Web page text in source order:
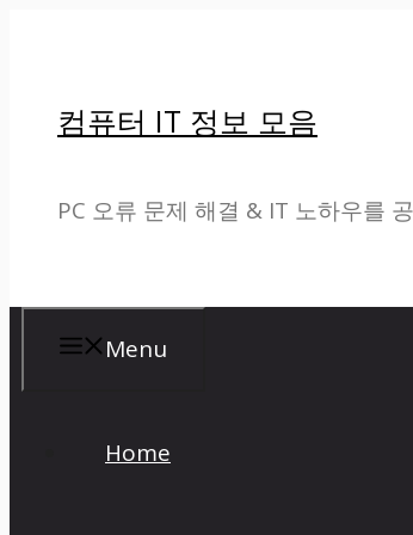
기
컴퓨터 IT 정보 모음
PC 오류 문제 해결 & IT 노하우를
Menu
Home